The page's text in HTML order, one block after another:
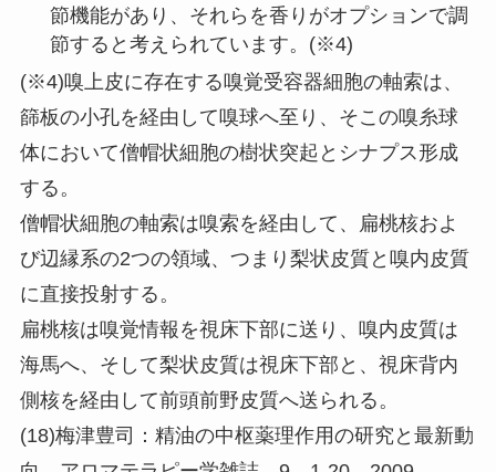
節機能があり、それらを香りがオプションで調
節すると考えられています。(※4)
(※4)嗅上皮に存在する嗅覚受容器細胞の軸索は、
篩板の小孔を経由して嗅球へ至り、そこの嗅糸球
体において僧帽状細胞の樹状突起とシナプス形成
する。
僧帽状細胞の軸索は嗅索を経由して、扁桃核およ
び辺縁系の2つの領域、つまり梨状皮質と嗅内皮質
に直接投射する。
扁桃核は嗅覚情報を視床下部に送り、嗅内皮質は
海馬へ、そして梨状皮質は視床下部と、視床背内
側核を経由して前頭前野皮質へ送られる。
(18)梅津豊司：精油の中枢薬理作用の研究と最新動